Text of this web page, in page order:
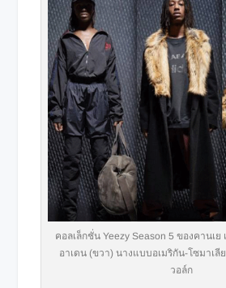
คอลเล็กชั่น Yeezy Season 5 ของคานเย
อาเดน (ขวา) นางแบบอเมริกัน-โซมาเ
วอล์ก